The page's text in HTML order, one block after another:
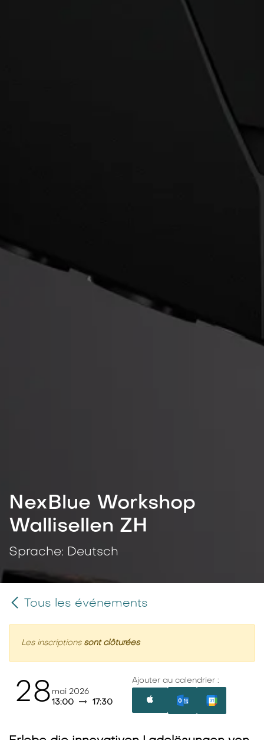
NexBlue Workshop
Wallisellen ZH
Sprache: Deutsch
Tous les événements
Les inscriptions sont clôturées
28 mai 2026
13:00
17:30
Ajouter au calendrier :